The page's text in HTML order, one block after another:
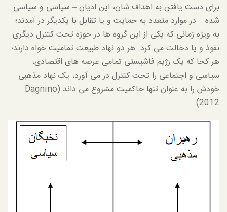
برای دست یافتن به اهداف شان، این ادیان – سیاسی و سیاسی
شده – در موارد متعدد به حمایت و یا تقابل با یکدیگر در آمدند؛
به ویژه زمانی که یکی از این گروه ها در حوزه تحت کنترل دیگری
نفوذ و یا دخالت می کرد. هر دو نهاد طبیعت تمامیت خواه دارند؛
هر کجا که یک رژیم فاشیستی تمامی عرصه های اقتصادی،
سیاسی و اجتماعی را تحت کنترل در می آورد، یک نهاد مذهبی
خودش را به عنوان تنها حاکمیت مشروع می داند (Dagnino
2012).